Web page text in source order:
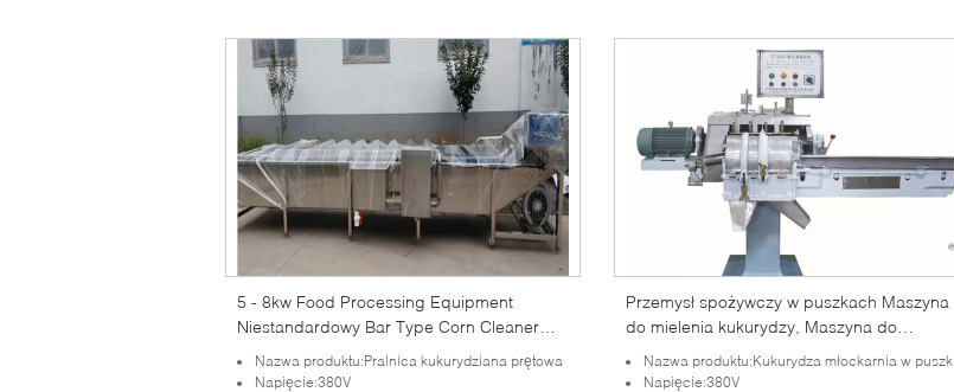
5 - 8kw Food Processing Equipment
Niestandardowy Bar Type Corn Cleaner
Machine
Nazwa produktu:Pralnica kukurydziana prętowa
Napięcie:380V
Przemysł spożywczy w puszkach Maszyna
do mielenia kukurydzy, Maszyna do
mielenia kukurydzy z dużą prędkością
Nazwa produktu:Kukurydza młockarnia w puszkach produkt przygotowania maszyny
Napięcie:380V